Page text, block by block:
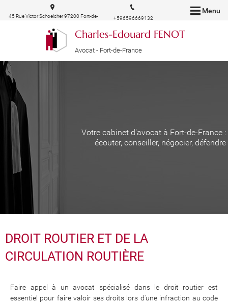
Menu
Charles-Edouard FENOT
Avocat - Fort-de-France
45 Rue Victor Schoelcher 97200 Fort-de-
+596596669132
Votre cabinet d'avocat à Fort-de-France :
écouter, conseiller, négocier, défendre
DROIT ROUTIER ET DE LA
CIRCULATION ROUTIÈRE
Faire appel à un avocat spécialisé dans le droit routier est
essentiel pour faire valoir ses droits lors d'une infraction au code